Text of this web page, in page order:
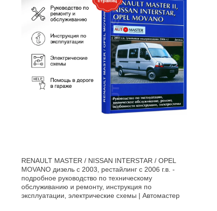
RENAULT MASTER / NISSAN INTERSTAR / OPEL
MOVANO дизель с 2003, рестайлинг с 2006 г.в. -
подробное руководство по техническому
обслуживанию и ремонту, инструкция по
эксплуатации, электрические схемы | Автомастер